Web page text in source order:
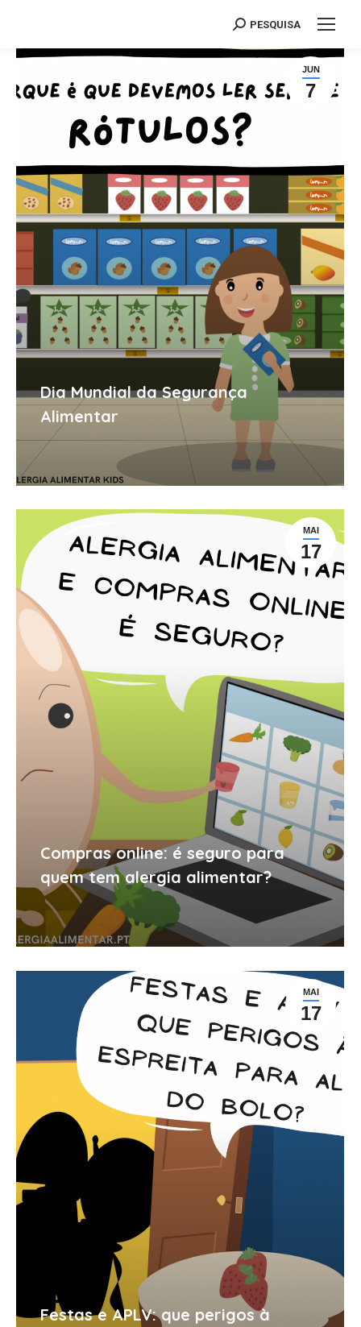
Search:
PESQUISA
JUN
7
Dia Mundial da Segurança
Alimentar
MAI
17
Compras online: é seguro para
quem tem alergia alimentar?
MAI
17
Festas e APLV: que perigos à